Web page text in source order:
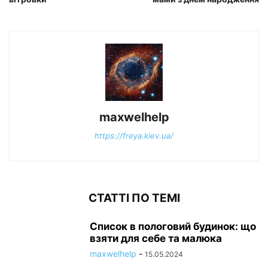
maxwelhelp
https://freya.kiev.ua/
СТАТТІ ПО ТЕМІ
Список в пологовий будинок: що
взяти для себе та малюка
maxwelhelp - 15.05.2024